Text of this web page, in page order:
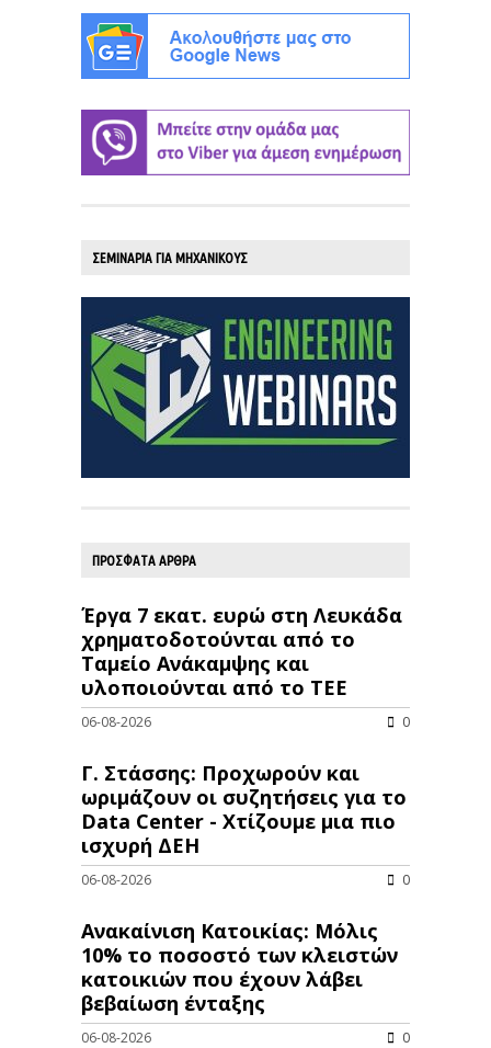
ΣΕΜΙΝΑΡΙΑ ΓΙΑ ΜΗΧΑΝΙΚΟΥΣ
ΠΡΟΣΦΑΤΑ ΑΡΘΡΑ
Έργα 7 εκατ. ευρώ στη Λευκάδα
χρηματοδοτούνται από το
Ταμείο Ανάκαμψης και
υλοποιούνται από το ΤΕΕ
06-08-2026 0
Γ. Στάσσης: Προχωρούν και
ωριμάζουν οι συζητήσεις για το
Data Center - Χτίζουμε μια πιο
ισχυρή ΔΕΗ
06-08-2026 0
Ανακαίνιση Κατοικίας: Μόλις
10% το ποσοστό των κλειστών
κατοικιών που έχουν λάβει
βεβαίωση ένταξης
06-08-2026 0